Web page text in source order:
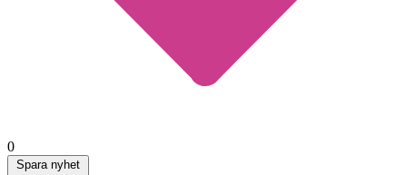
0
Spara nyhet